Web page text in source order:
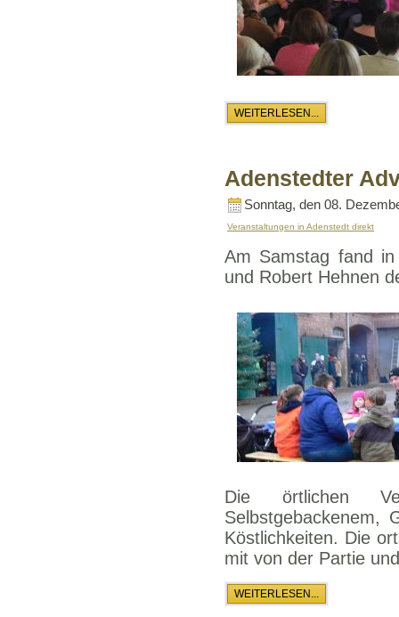
WEITERLESEN...
Adenstedter
Sonntag, den 08.
Veranstaltungen in Adenstedt direkt
Am Samstag fand
und Robert Hehnen
Die örtlichen
Selbstgebackenem,
Köstlichkeiten. Die
mit von der Partie
WEITERLESEN...